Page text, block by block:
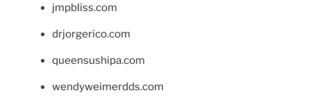
jmpbliss.com
drjorgerico.com
queensushipa.com
wendyweimerdds.com